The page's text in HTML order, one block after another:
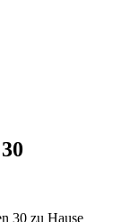
30 zu Hause